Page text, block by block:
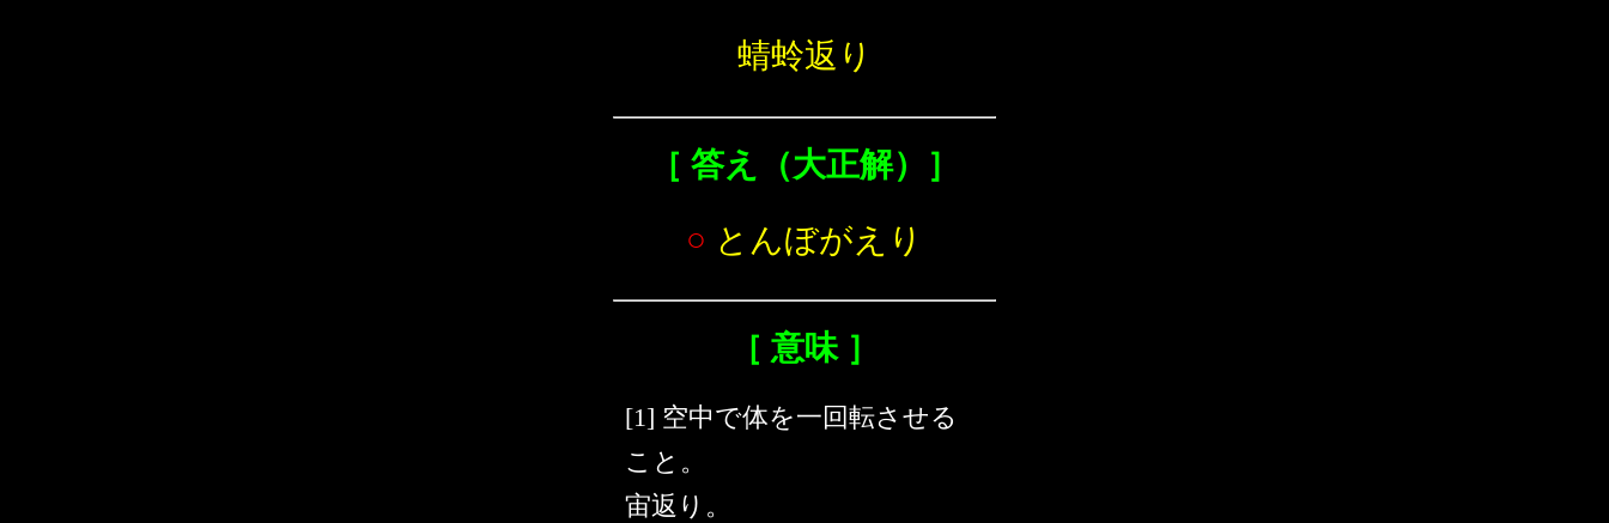
蜻蛉返り
［ 答え（大正解）］
○ とんぼがえり
［ 意味 ］
[1] 空中で体を一回転させる
こと。
宙返り。